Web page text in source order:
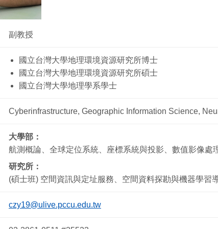
副教授
國立台灣大學地理環境資源研究所博士
國立台灣大學地理環境資源研究所碩士
國立台灣大學地理學系學士
Cyberinfrastructure, Geographic Information Science,
大學部：
航測概論、全球定位系統、座標系統與投影、數值影像處
研究所：
(碩士班) 空間資訊與定址服務、空間資料探勘與機器學習
czy19@ulive.pccu.edu.tw